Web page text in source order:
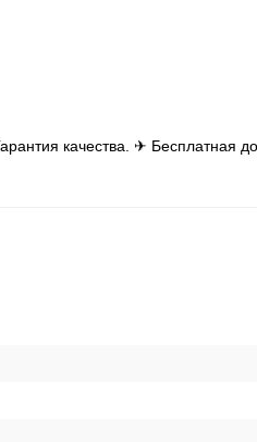
качества. ✈ Бесплатная